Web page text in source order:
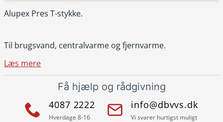
Alupex Pres T-stykke.
Til brugsvand, centralvarme og fjernvarme.
Læs mere
Få hjælp og rådgivning
4087 2222
Hverdage 8-16
info@dbvvs.dk
Vi svarer hurtigst muligt